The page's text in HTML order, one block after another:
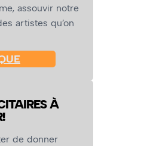
assouvir notre
artistes qu’on
À
de donner